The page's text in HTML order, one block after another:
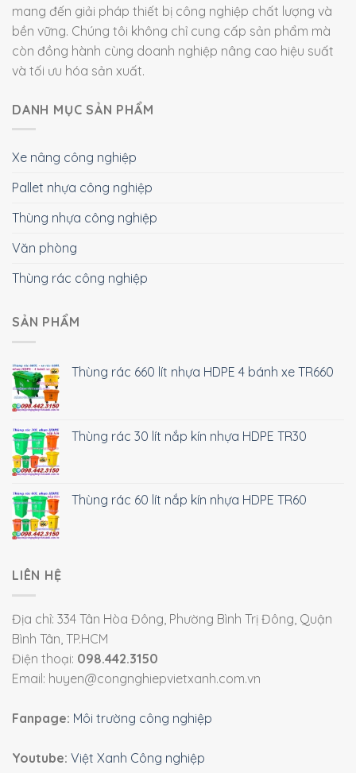
mang đến giải pháp thiết bị công nghiệp chất lượng và
bền vững. Chúng tôi không chỉ cung cấp sản phẩm mà
còn đồng hành cùng doanh nghiệp nâng cao hiệu suất
và tối ưu hóa sản xuất.
DANH MỤC SẢN PHẨM
Xe nâng công nghiệp
Pallet nhựa công nghiệp
Thùng nhựa công nghiệp
Văn phòng
Thùng rác công nghiệp
SẢN PHẨM
Thùng rác 660 lít nhựa HDPE 4 bánh xe TR660
Thùng rác 30 lít nắp kín nhựa HDPE TR30
Thùng rác 60 lít nắp kín nhựa HDPE TR60
LIÊN HỆ
Địa chỉ: 334 Tân Hòa Đông, Phường Bình Trị Đông, Quận
Bình Tân, TP.HCM
Điện thoại: 098.442.3150
Email: huyen@congnghiepvietxanh.com.vn
Fanpage: Môi trường công nghiệp
Youtube: Việt Xanh Công nghiệp